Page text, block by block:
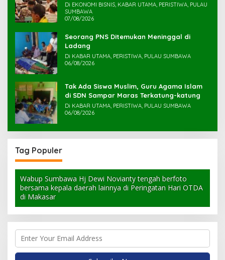
Di EKONOMI BISNIS, KABAR UTAMA, PERISTIWA, PULAU
SUMBAWA
07/08/2026
Seorang PNS Ditemukan Meninggal di
Ladang
Di KABAR UTAMA, PERISTIWA, PULAU SUMBAWA
06/08/2026
Tak Ada Siswa Muslim, Guru Agama Islam
di SDN Sampar Maras Terkatung-katung ‎
Di KABAR UTAMA, PERISTIWA, PULAU SUMBAWA
06/08/2026
Tag Populer
Wabup Sumbawa Hj Dewi Novianty tengah berfoto
bersama kepala daerah lainnya di Peringatan Hari OTDA
di Makasar